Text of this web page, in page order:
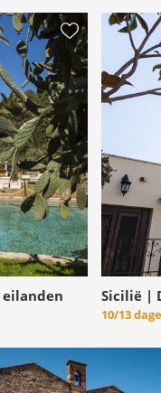
eilanden Sicilië |
10/13